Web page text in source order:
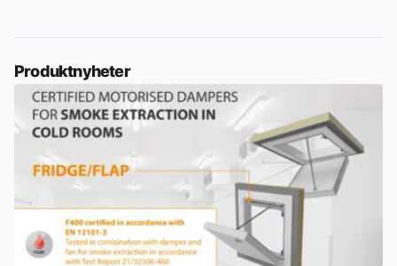
Produktnyheter